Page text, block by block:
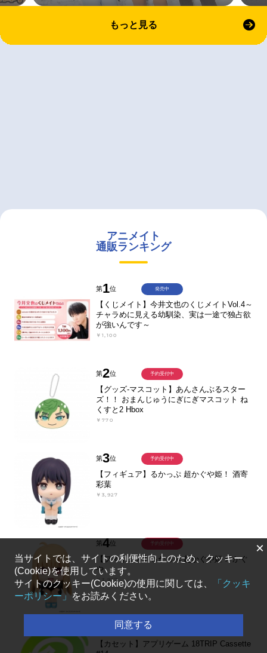
もっと見る
アニメイト
通販ランキング
第1位
【くじメイト】今井文也のくじメイトVol.4～
チャラめに見える幼馴染、実は一途で独占欲
が強いんです～
￥1,100
発売中
第2位
【グッズ-マスコット】あんさんぶるスター
ズ！！ おまんじゅうにぎにぎマスコット ね
くすと2 Hbox
￥770
予約受付中
第3位
【フィギュア】るかっぷ 超かぐや姫！ 酒寄
彩葉
￥3,927
予約受付中
第4位
【フィギュア】るかっぷ 超かぐや姫！ かぐ
や
￥3,927
予約受付中
位
【カセット】アプリゲーム 18TRIP Cassette
予約受付中
×
当サイトでは、サイトの利便性向上のため、クッキー
(Cookie)を使用しています。
サイトのクッキー(Cookie)の使用に関しては、
「クッキ
ーポリシー」をお読みください。
同意する